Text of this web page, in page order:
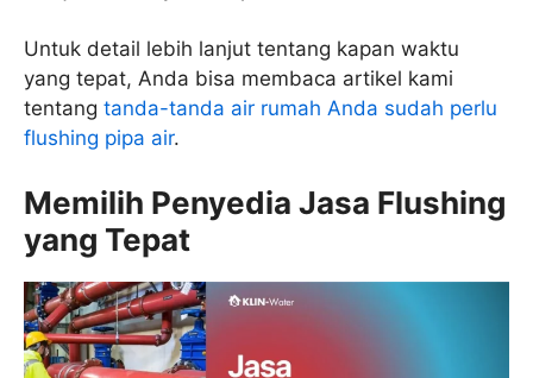
Untuk detail lebih lanjut tentang kapan waktu
yang tepat, Anda bisa membaca artikel kami
tentang tanda-tanda air rumah Anda sudah perlu
flushing pipa air.
Memilih Penyedia Jasa Flushing
yang Tepat